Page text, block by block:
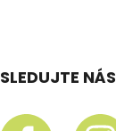
SLEDUJTE NÁS